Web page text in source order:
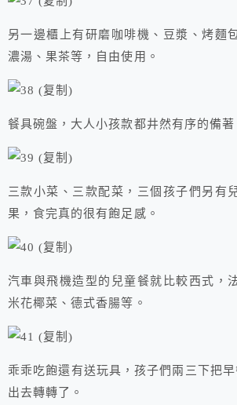
另一邊櫃上有研磨咖啡機、豆漿、烤麵
濃湯、果茶等，自由使用。
餐具碗盤，大人小孩款都井然有序的備著
三款小菜、三款配菜，三個孩子們另有
果，食完真的很有飽足感。
汽車與飛機造型的兒童餐就比較西式，
米花椰菜、德式香腸等。
乖乖吃飽還有送玩具，孩子們兩三下把
出去轉轉了。